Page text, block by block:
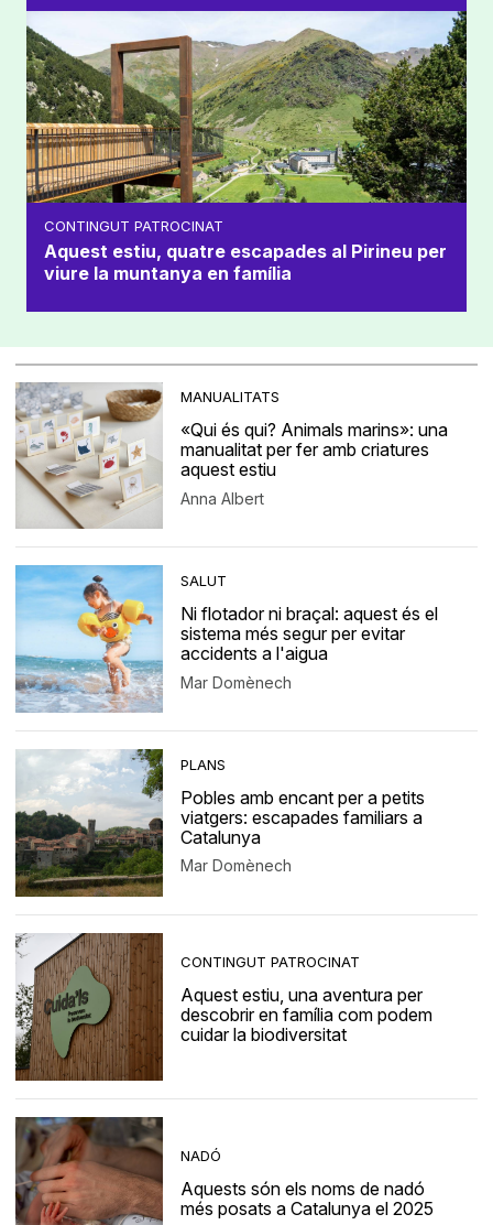
CONTINGUT PATROCINAT
Aquest estiu, quatre escapades al Pirineu per
viure la muntanya en família
MANUALITATS
«Qui és qui? Animals marins»: una
manualitat per fer amb criatures
aquest estiu
Anna Albert
SALUT
Ni flotador ni braçal: aquest és el
sistema més segur per evitar
accidents a l'aigua
Mar Domènech
PLANS
Pobles amb encant per a petits
viatgers: escapades familiars a
Catalunya
Mar Domènech
CONTINGUT PATROCINAT
Aquest estiu, una aventura per
descobrir en família com podem
cuidar la biodiversitat
NADÓ
Aquests són els noms de nadó
més posats a Catalunya el 2025